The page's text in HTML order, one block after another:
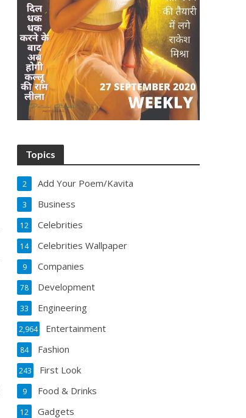
Topics
Add Your Poem/Kavita
2
Business
3
Celebrities
12
Celebrities Wallpaper
14
Companies
9
Development
78
Engineering
33
Entertainment
2,964
Fashion
84
First Look
243
Food & Drinks
9
Gadgets
12